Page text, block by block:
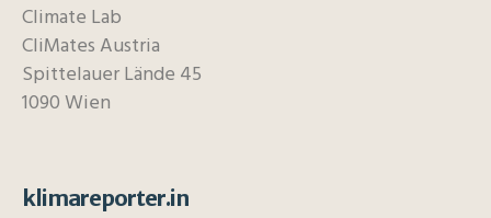
Climate Lab
CliMates Austria
Spittelauer Lände 45
1090 Wien
klimareporter.in